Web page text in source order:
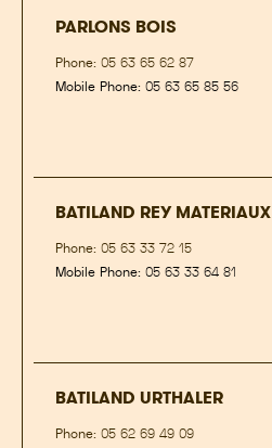
PARLONS BOIS
Phone: 05 63 65 62 87
Mobile Phone: 05 63 65 85 56
BATILAND REY MATERIAUX
Phone: 05 63 33 72 15
Mobile Phone: 05 63 33 64 81
BATILAND URTHALER
Phone: 05 62 69 49 09